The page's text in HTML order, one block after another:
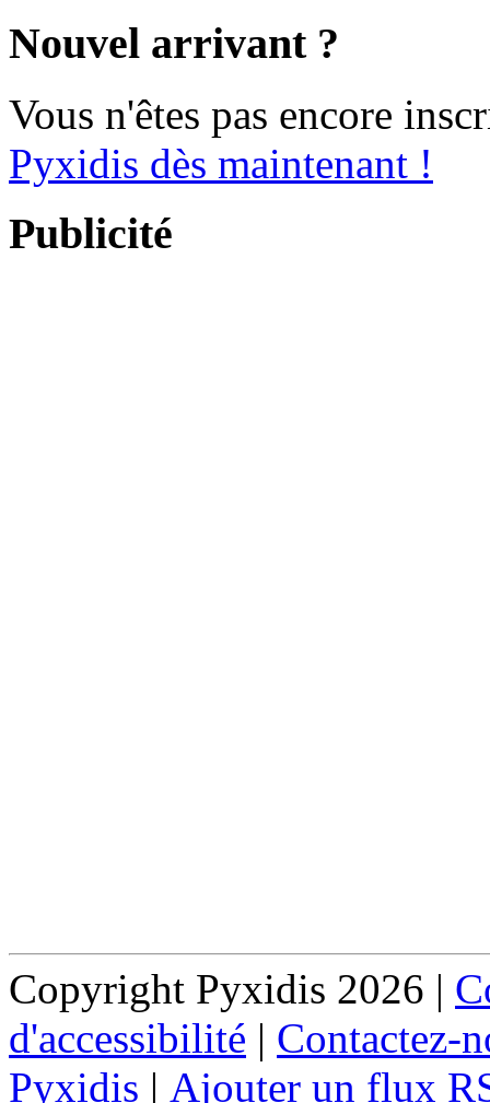
Nouvel arrivant ?
Vous n'êtes pas encore
Pyxidis dès maintenant !
Publicité
Copyright Pyxidis 2026 |
d'accessibilité | Contactez-
Pyxidis | Ajouter un flux